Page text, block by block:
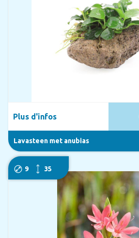
Lavasteen met anubias
Plus d'infos
9 35